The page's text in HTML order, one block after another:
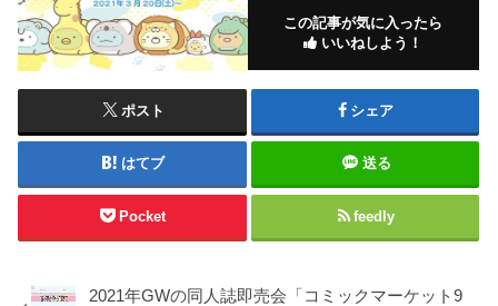
この記事が気に入ったら
いいねしよう！
ポスト シェア
はてブ 送る
Pocket feedly
2021年GWの同人誌即売会「コミックマーケット9